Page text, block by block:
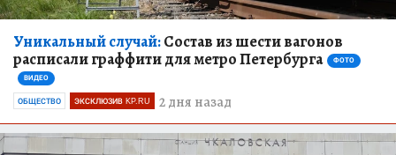
Уникальный случай:Состав из шести вагонов
расписали граффити для метро Петербурга
ФОТО
ВИДЕО
2 дня назад
ОБЩЕСТВО ЭКСКЛЮЗИВ KP.RU